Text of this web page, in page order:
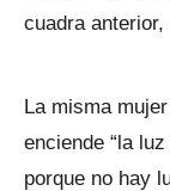
cuadra
La misma
enciende “la
porque no hay